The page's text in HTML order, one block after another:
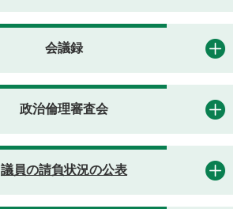
会議録
政治倫理審査会
議員の請負状況の公表